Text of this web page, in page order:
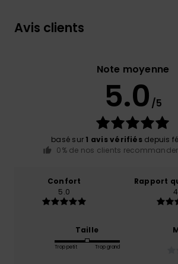
Avis clients
Note moyenne
5.0 /5
basé sur 1 avis vérifiésdepuis
0% de nos clients
Confort
5.0
Rapport
Taille
Trop petit Trop grand